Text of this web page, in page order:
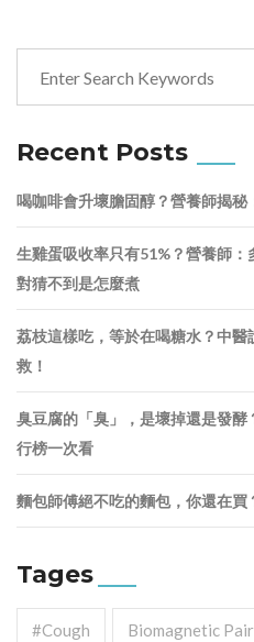
Recent Posts
喝咖啡會升壞膽固醇？營養師揭
生雞蛋吸收率只有51%？營養師
對猜不到是怎麼煮
荔枝這樣吃，等於在喝糖水？中
救！
臭豆腐的「臭」，是壞掉還是發
行榜一次看
麵包師傅絕不吃的麵包，你還在買
Tages
#cough Biomagnetic